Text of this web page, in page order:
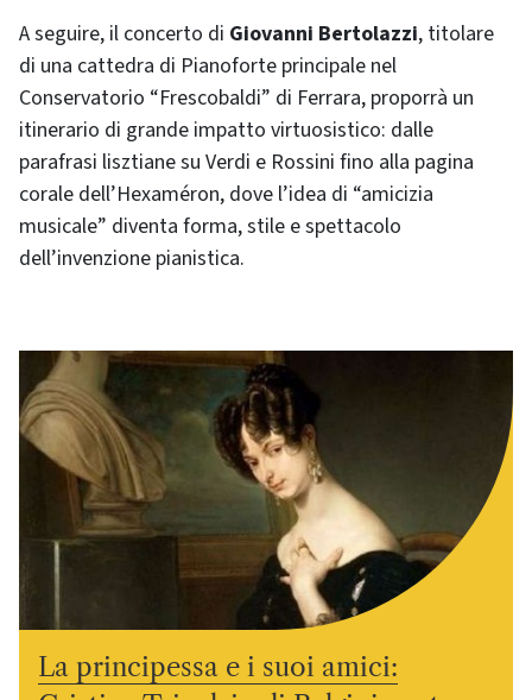
A seguire, il concerto di Giovanni Bertolazzi, titolare
di una cattedra di Pianoforte principale nel
Conservatorio “Frescobaldi” di Ferrara, proporrà un
itinerario di grande impatto virtuosistico: dalle
parafrasi lisztiane su Verdi e Rossini fino alla pagina
corale dell’Hexaméron, dove l’idea di “amicizia
musicale” diventa forma, stile e spettacolo
dell’invenzione pianistica.
La principessa e i suoi amici: